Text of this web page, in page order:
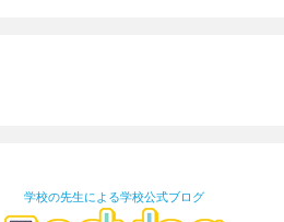
学校の先生による学校公式ブログ